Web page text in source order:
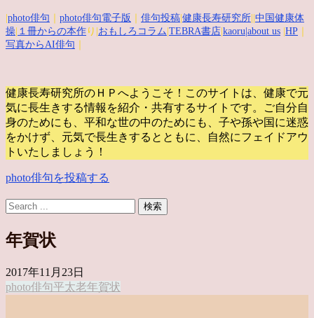
photo俳句 photo俳句電子版 俳句投稿 健康長寿研究所 中国健康体
操 １冊からの本作 り| おもしろコラム TEBRA書店 kaoru |about us HP
写真からAI俳句
健康長寿研究所のＨＰへようこそ！このサイトは、健康で元
気に長生きする情報を紹介・共有するサイトです。
ご自分自
身のためにも、平和な世の中のためにも、子や孫や国に迷惑
をかけず、元気で長生きするとともに、自然にフェイドアウ
トいたしましょう！
photo俳句を投稿する
年賀状
2017年11月23日
photo俳句平太老年賀状